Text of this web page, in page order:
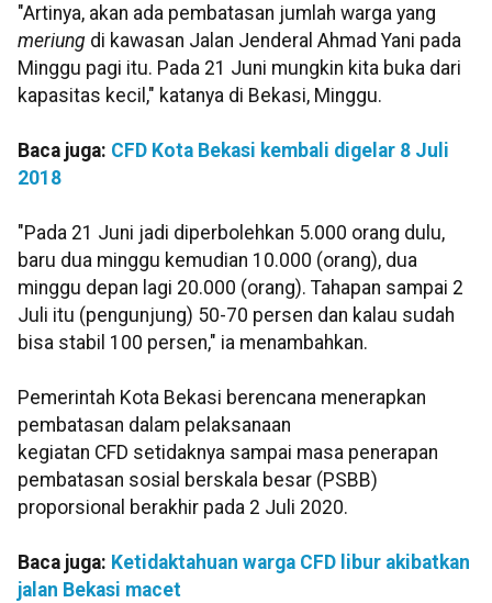
"Artinya, akan ada pembatasan jumlah warga yang
meriung di kawasan Jalan Jenderal Ahmad Yani pada
Minggu pagi itu. Pada 21 Juni mungkin kita buka dari
kapasitas kecil," katanya di Bekasi, Minggu.
Baca juga: CFD Kota Bekasi kembali digelar 8 Juli
2018
"Pada 21 Juni jadi diperbolehkan 5.000 orang dulu,
baru dua minggu kemudian 10.000 (orang), dua
minggu depan lagi 20.000 (orang). Tahapan sampai 2
Juli itu (pengunjung) 50-70 persen dan kalau sudah
bisa stabil 100 persen," ia menambahkan.
Pemerintah Kota Bekasi berencana menerapkan
pembatasan dalam pelaksanaan
kegiatan CFD setidaknya sampai masa penerapan
pembatasan sosial berskala besar (PSBB)
proporsional berakhir pada 2 Juli 2020.
Baca juga: Ketidaktahuan warga CFD libur akibatkan
jalan Bekasi macet